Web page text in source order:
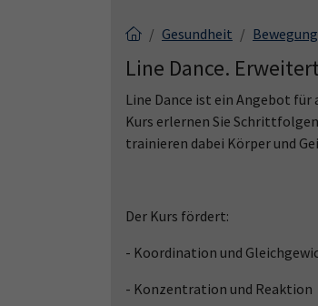
Gesundheit
Line Dance.
Line Dance ist ein Angebot
Kurs erlernen Sie
trainieren dabei Körper und
Der Kurs fördert:
- Koordination und
- Konzentration und Reaktion